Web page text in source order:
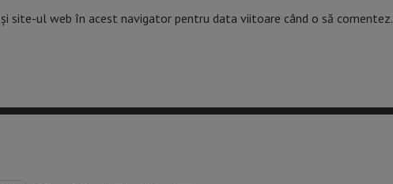
site-ul web în acest navigator pentru data viitoare când o să comentez.